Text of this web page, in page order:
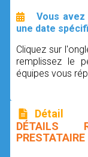
Vous
une date
Cliquez sur
remplissez le
équipes vous
Détail
DÉTAILS
PRESTATAIRE